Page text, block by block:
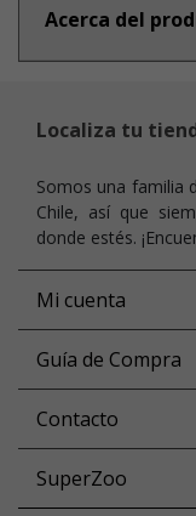
Acerca del
Localiza tu
Somos una familia
Chile, así que
donde estés.
Mi cuenta
Guía de Compra
Contacto
SuperZoo